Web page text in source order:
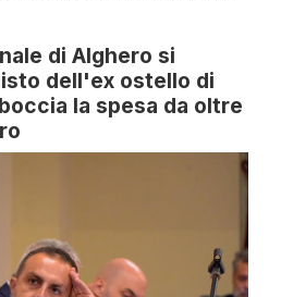
di Alghero si
dell'ex ostello di
la spesa da oltre